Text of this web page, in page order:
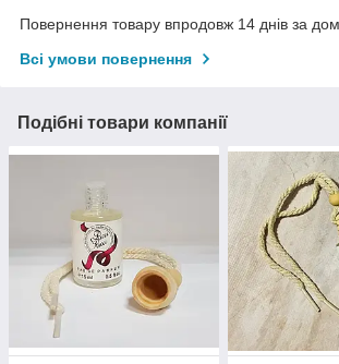
Повернення товару впродовж 14 днів за
Всі умови повернення
Подібні товари компанії